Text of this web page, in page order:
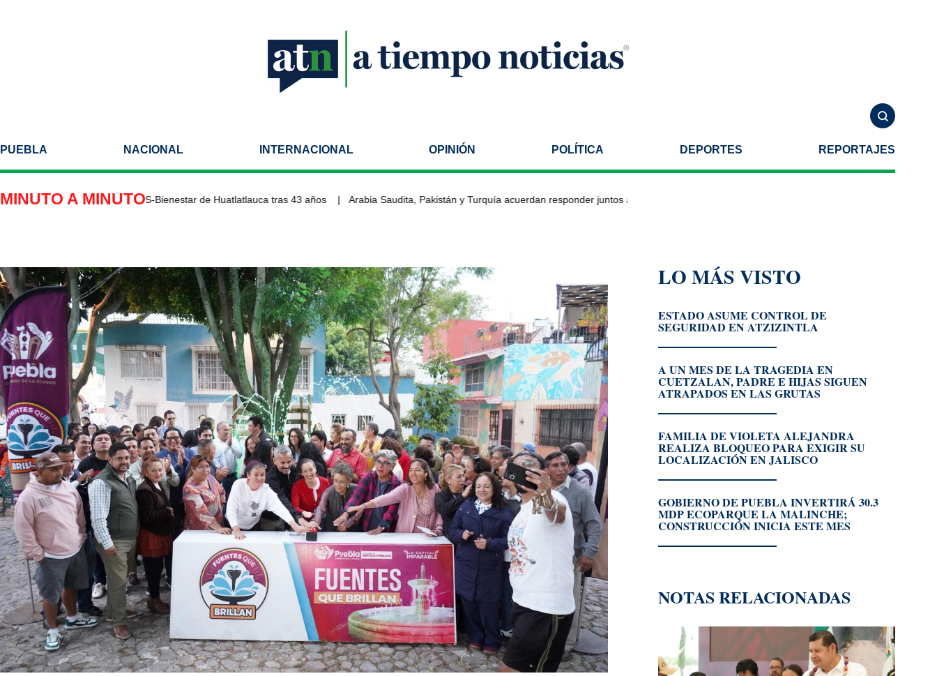
PUEBLA NACIONAL INTERNACIONAL OPINIÓN POLÍTICA DEPORTES REPORTAJES
MINUTO A MINUTO
Centro de Salud IMSS-Bienestar de Huatlatlauca tras 43 años Arabia Saudita, Pakistán y Turquía acuerdan responder juntos ante una agresión armada
LO MÁS VISTO
ESTADO ASUME CONTROL DE
SEGURIDAD EN ATZIZINTLA
A UN MES DE LA TRAGEDIA EN
CUETZALAN, PADRE E HIJAS SIGUEN
ATRAPADOS EN LAS GRUTAS
FAMILIA DE VIOLETA ALEJANDRA
REALIZA BLOQUEO PARA EXIGIR SU
LOCALIZACIÓN EN JALISCO
GOBIERNO DE PUEBLA INVERTIRÁ 30.3
MDP ECOPARQUE LA MALINCHE;
CONSTRUCCIÓN INICIA ESTE MES
NOTAS RELACIONADAS